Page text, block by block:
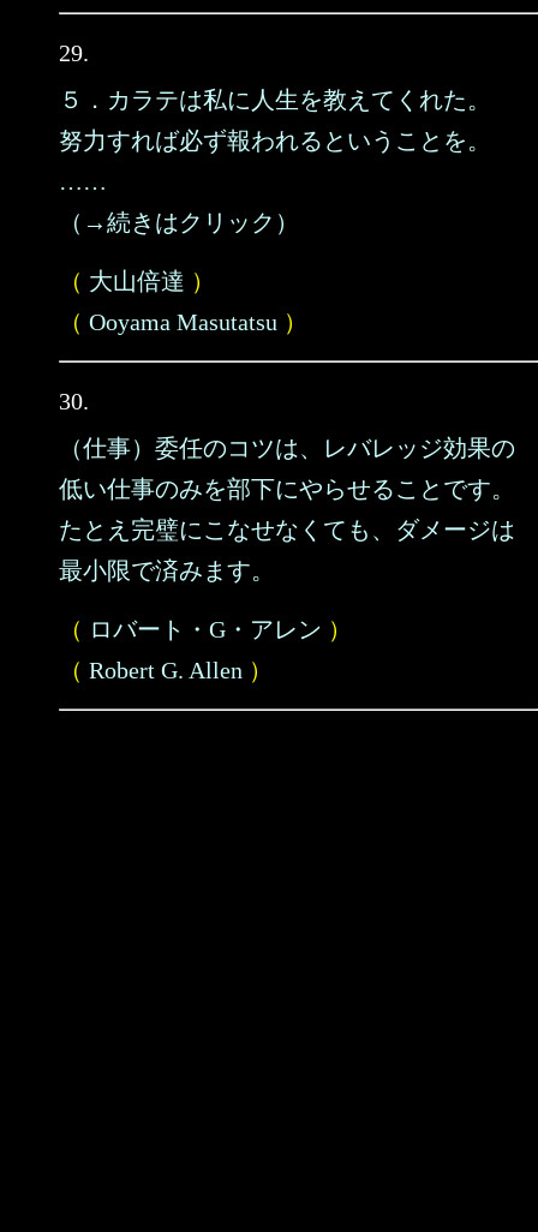
29.
５．カラテは私に人生を教えてくれた。
努力すれば必ず報われるということを。
……
（→続きはクリック）
（ 大山倍達 ）
（ Ooyama Masutatsu ）
30.
（仕事）委任のコツは、レバレッジ効果の
低い仕事のみを部下にやらせることです。
たとえ完璧にこなせなくても、ダメージは
最小限で済みます。
（ ロバート・G・アレン ）
（ Robert G. Allen ）